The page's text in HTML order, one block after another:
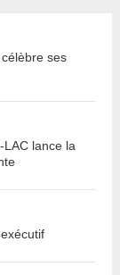
ses
lance la